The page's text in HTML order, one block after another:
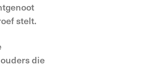
stelt.
die